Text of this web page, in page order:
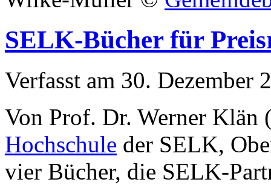
SELK-Bücher für
Verfasst am 30. Dezember
Von Prof. Dr. Werner Klän
Hochschule der SELK,
vier Bücher, die SELK-